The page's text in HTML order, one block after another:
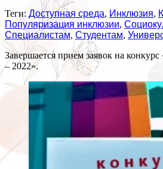
Теги: Доступная среда, Инклюзия,
Популяризация инклюзии,
Специалистам, Студентам,
Завершается прием заявок на
– 2022».